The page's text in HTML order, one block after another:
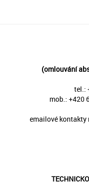
(omlouvání
tel.:
mob.: +420
emailové kontakty